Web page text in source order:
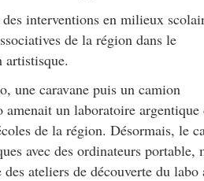
interventions en milieux
de la région dans le
artistisque.
une caravane puis un camion
amenait un laboratoire argentique
de la région. Désormais, le
avec des ordinateurs
ateliers de découverte du labo